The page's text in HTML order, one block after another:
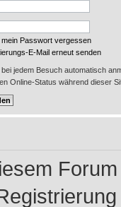
mein Passwort vergessen
E-Mail erneut senden
bei jedem Besuch automatisch
Online-Status während dieser